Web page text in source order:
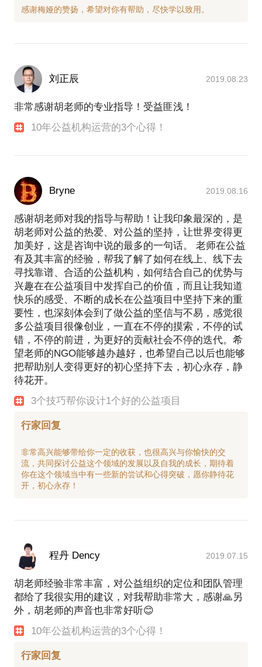
刘正辰 2019.08.23
非常感谢胡老师的专业指导！受益匪浅！
10年公益机构运营的3个心得！
Bryne 2019.08.16
感谢胡老师对我的指导与帮助！让我印象最深的，是
胡老师对公益的热爱、对公益的坚持，让世界变得更
加美好，这是咨询中说的最多的一句话。 老师在公益
有及其丰富的经验，帮我了解了如何在线上、线下去
寻找靠谱、合适的公益机构，如何结合自己的优势与
兴趣在在公益项目中发挥自己的价值，而且让我知道
快乐的感受、不断的成长在公益项目中坚持下来的重
要性，也深刻体会到了做公益的坚信与不易，感觉很
多公益项目很像创业，一直在不停的摸索，不停的试
错，不停的前进，为更好的贡献社会不停的迭代。希
望老师的NGO能够越办越好，也希望自己以后也能够
把帮助别人变得更好的初心坚持下去，初心永存，静
待花开。
3个技巧帮你设计1个好的公益项目
行家回复
非常高兴能够带给你一定的收获，也很高兴与你愉快的交
流，共同探讨公益这个领域的发展以及自我的成长，期待着
你在这个领域当中有一些新的尝试和心得突破，愿你静待花
程丹 Dency 2019.07.15
胡老师经验非常丰富，对公益组织的定位和团队管理
都给了我很实用的建议，对我帮助非常大，感谢🙏另
外，胡老师的声音也非常好听😊
10年公益机构运营的3个心得！
行家回复